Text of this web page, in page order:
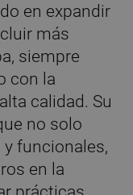
en expandir
más
siempre
con la
calidad. Su
no solo
funcionales,
en la